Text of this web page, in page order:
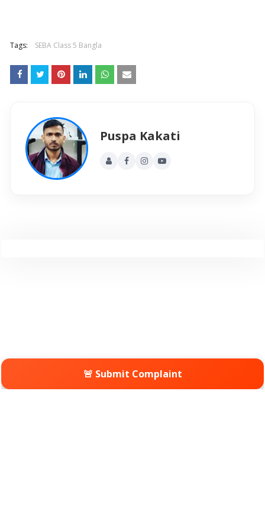
Tags: SEBA Class 5 Bangla
Puspa Kakati
🚨 Submit Complaint